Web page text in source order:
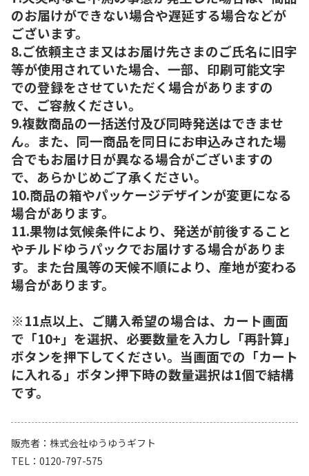
のお届けができない場合や遅延する場合などが
ございます。
8.ご依頼主さま又はお届け先さまのご氏名に旧字
等が使用されていた場合、一部、印刷可能文字
での登録をさせていただく場合がありますの
で、ご容赦ください。
9.複数商品の一括送付及び同時発送はできませ
ん。また、同一商品を同日にお申込みされた場
合でもお届け日が異なる場合がございますの
で、あらかじめご了承ください。
10.商品の箱やパッケージデザインが変更になる
場合があります。
11.果物は気候条件により、発送が前後すること
やチルドゆうパックでお届けする場合がありま
す。また台風等の天候不順により、産地が変わる
場合があります。
※11点以上、ご購入希望の場合は、カート画面
で「10+」を選択、必要数量を入力し「再計算」
ボタンを押下してください。当画面での「カート
に入れる」ボタン押下時の数量選択は1個で結構
です。
販売者
株式会社ゆうゆうギフト
TEL
0120-797-575